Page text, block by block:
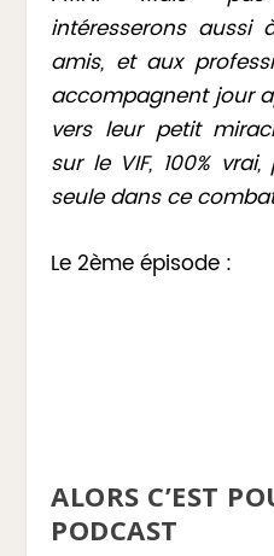
intéresserons aussi
amis, et aux
accompagnent jour
vers leur petit
sur le VIF, 100%
seule dans ce
Le 2ème épisode :
ALORS C’EST
PODCAST